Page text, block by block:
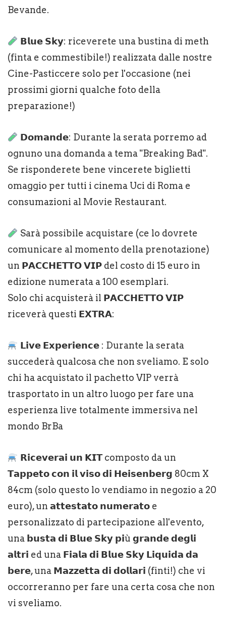
Bevande.
𝗕𝗹𝘂𝗲 𝗦𝗸𝘆: riceverete una bustina di meth
(finta e commestibile!) realizzata dalle nostre
Cine-Pasticcere solo per l'occasione (nei
prossimi giorni qualche foto della
preparazione!)
𝗗𝗼𝗺𝗮𝗻𝗱𝗲: Durante la serata porremo ad
ognuno una domanda a tema "Breaking Bad".
Se risponderete bene vincerete biglietti
omaggio per tutti i cinema Uci di Roma e
consumazioni al Movie Restaurant.
Sarà possibile acquistare (ce lo dovrete
comunicare al momento della prenotazione)
un 𝗣𝗔𝗖𝗖𝗛𝗘𝗧𝗧𝗢 𝗩𝗜𝗣 del costo di 15 euro in
edizione numerata a 100 esemplari.
Solo chi acquisterà il 𝗣𝗔𝗖𝗖𝗛𝗘𝗧𝗧𝗢 𝗩𝗜𝗣
riceverà questi 𝗘𝗫𝗧𝗥𝗔:
𝗟𝗶𝘃𝗲 𝗘𝘅𝗽𝗲𝗿𝗶𝗲𝗻𝗰𝗲 : Durante la serata
succederà qualcosa che non sveliamo. E solo
chi ha acquistato il pachetto VIP verrà
trasportato in un altro luogo per fare una
esperienza live totalmente immersiva nel
mondo BrBa
𝗥𝗶𝗰𝗲𝘃𝗲𝗿𝗮𝗶 𝘂𝗻 𝗞𝗜𝗧 composto da un
𝗧𝗮𝗽𝗽𝗲𝘁𝗼 𝗰𝗼𝗻 𝗶𝗹 𝘃𝗶𝘀𝗼 𝗱𝗶 𝗛𝗲𝗶𝘀𝗲𝗻𝗯𝗲𝗿𝗴 80cm X
84cm (solo questo lo vendiamo in negozio a 20
euro), un 𝗮𝘁𝘁𝗲𝘀𝘁𝗮𝘁𝗼 𝗻𝘂𝗺𝗲𝗿𝗮𝘁𝗼 e
personalizzato di partecipazione all'evento,
una 𝗯𝘂𝘀𝘁𝗮 𝗱𝗶 𝗕𝗹𝘂𝗲 𝗦𝗸𝘆 𝗽𝗶ù 𝗴𝗿𝗮𝗻𝗱𝗲 𝗱𝗲𝗴𝗹𝗶
𝗮𝗹𝘁𝗿𝗶 ed una 𝗙𝗶𝗮𝗹𝗮 𝗱𝗶 𝗕𝗹𝘂𝗲 𝗦𝗸𝘆 𝗟𝗶𝗾𝘂𝗶𝗱𝗮 𝗱𝗮
𝗯𝗲𝗿𝗲, una 𝗠𝗮𝘇𝘇𝗲𝘁𝘁𝗮 𝗱𝗶 𝗱𝗼𝗹𝗹𝗮𝗿𝗶 (finti!) che vi
occorreranno per fare una certa cosa che non
vi sveliamo.